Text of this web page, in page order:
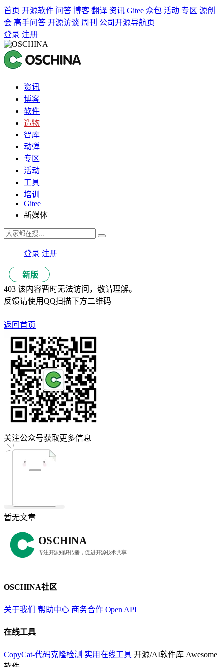
首页 开源软件 问答 博客 翻译 资讯 Gitee 众包 活动 专区 源创
会 高手问答 开源访谈 周刊 公司开源导航页
登录 注册
资讯
博客
软件
造物
智库
动弹
专区
活动
工具
培训
Gitee
新媒体
登录 注册
新版
403 该内容暂时无法访问，敬请理解。
反馈请使用QQ扫描下方二维码
返回首页
关注公众号获取更多信息
暂无文章
OSCHINA社区
关于我们 帮助中心 商务合作 Open API
在线工具
CopyCat-代码克隆检测 实用在线工具 开源/AI软件库 Awesome